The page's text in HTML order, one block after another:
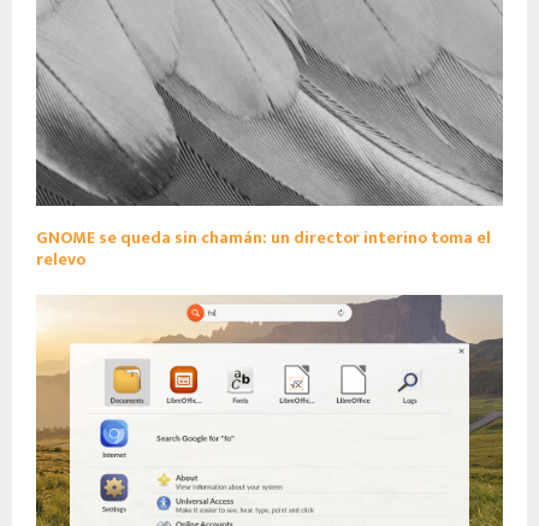
GNOME se queda sin chamán: un director interino toma el
relevo